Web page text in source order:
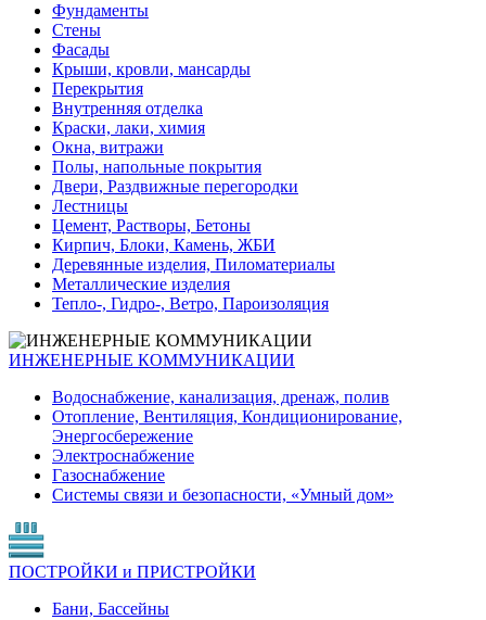
Фундаменты
Стены
Фасады
Крыши, кровли, мансарды
Перекрытия
Внутренняя отделка
Краски, лаки, химия
Окна, витражи
Полы, напольные покрытия
Двери, Раздвижные перегородки
Лестницы
Цемент, Растворы, Бетоны
Кирпич, Блоки, Камень, ЖБИ
Деревянные изделия, Пиломатериалы
Металлические изделия
Тепло-, Гидро-, Ветро, Пароизоляция
ИНЖЕНЕРНЫЕ КОММУНИКАЦИИ
Водоснабжение, канализация, дренаж, полив
Отопление, Вентиляция, Кондиционирование,
Энергосбережение
Электроснабжение
Газоснабжение
Системы связи и безопасности, «Умный дом»
ПОСТРОЙКИ и ПРИСТРОЙКИ
Бани, Бассейны